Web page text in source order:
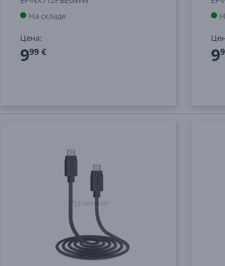
На складе
Цена:
999 € 9